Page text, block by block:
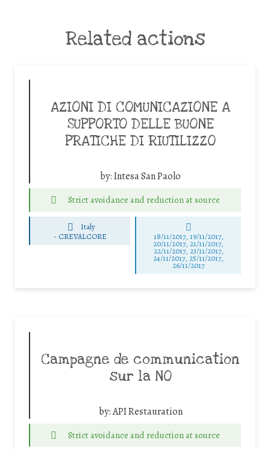
Related actions
AZIONI DI COMUNICAZIONE A
SUPPORTO DELLE BUONE
PRATICHE DI RIUTILIZZO
by:Intesa San Paolo
Strict avoidance and reduction at source
Italy
- CREVALCORE 18/11/2017, 19/11/2017,
20/11/2017, 21/11/2017,
22/11/2017, 23/11/2017,
24/11/2017, 25/11/2017,
26/11/2017
Campagne de communication
sur la NO
by:API Restauration
Strict avoidance and reduction at source